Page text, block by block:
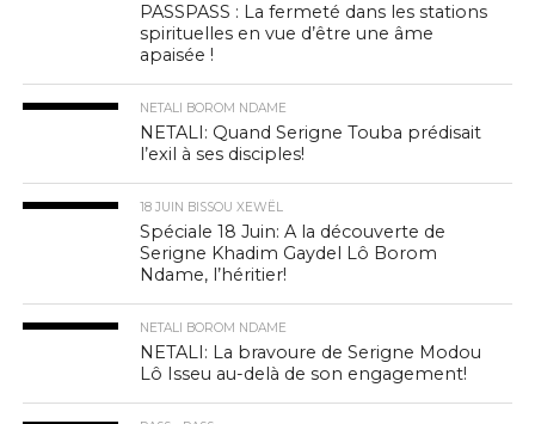
PASSPASS : La fermeté dans les stations
spirituelles en vue d’être une âme
apaisée !
NETALI BOROM NDAME
NETALI: Quand Serigne Touba prédisait
l’exil à ses disciples!
18 JUIN BISSOU XEWËL
Spéciale 18 Juin: A la découverte de
Serigne Khadim Gaydel Lô Borom
Ndame, l’héritier!
NETALI BOROM NDAME
NETALI: La bravoure de Serigne Modou
Lô Isseu au-delà de son engagement!